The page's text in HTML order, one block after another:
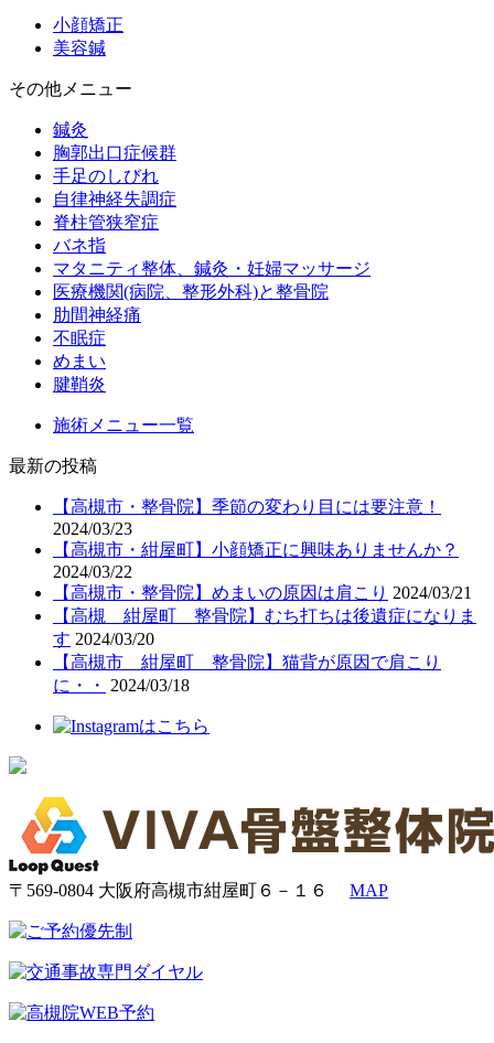
小顔矯正
美容鍼
その他メニュー
鍼灸
胸郭出口症候群
手足のしびれ
自律神経失調症
脊柱管狭窄症
バネ指
マタニティ整体、鍼灸・妊婦マッサージ
医療機関(病院、整形外科)と整骨院
肋間神経痛
不眠症
めまい
腱鞘炎
施術メニュー一覧
最新の投稿
【高槻市・整骨院】季節の変わり目には要注意！
2024/03/23
【高槻市・紺屋町】小顔矯正に興味ありませんか？
2024/03/22
【高槻市・整骨院】めまいの原因は肩こり 2024/03/21
【高槻 紺屋町 整骨院】むち打ちは後遺症になりま
す 2024/03/20
【高槻市 紺屋町 整骨院】猫背が原因で肩こり
に・・
2024/03/18
〒569-0804 大阪府高槻市紺屋町６－１６ MAP